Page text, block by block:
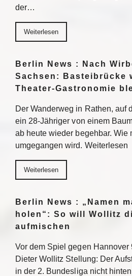
der…
Weiterlesen
Berlin News : Nach
Sachsen: Basteibrücke
Theater-Gastronomie
Der Wanderweg in Rathen, auf
ein 28-Jähriger von einem
ab heute wieder begehbar. Wie
umgegangen wird. Weiterlesen
Weiterlesen
Berlin News : „Namen
holen“: So will Wollitz
aufmischen
Vor dem Spiel gegen Hannover
Dieter Wollitz Stellung: Der
in der 2. Bundesliga nicht